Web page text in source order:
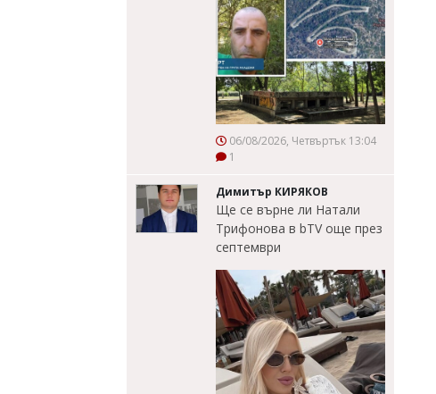
06/08/2026, Четвъртък 13:04
1
Димитър КИРЯКОВ
Ще се върне ли Натали
Трифонова в bTV още през
септември